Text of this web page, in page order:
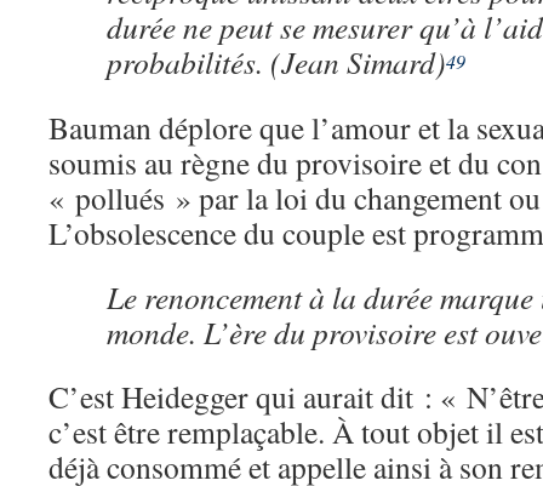
durée ne peut se mesurer qu’à
probabilités. (Jean Simard)49
Bauman déplore que l’amour et la
soumis au règne du provisoire et du
« pollués » par la loi du changement
L’obsolescence du couple est
Le renoncement à la durée
monde. L’ère du provisoire est
C’est Heidegger qui aurait dit : «
c’est être remplaçable. À tout objet il
déjà consommé et appelle ainsi à son